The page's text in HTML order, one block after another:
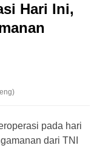
Hari Ini,
pada hari
dari TNI